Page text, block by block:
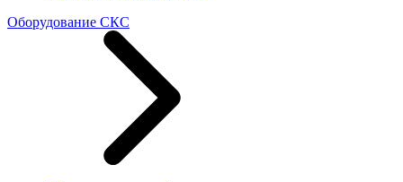
Оборудование СКС